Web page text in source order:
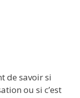
de savoir si
ou si c’est